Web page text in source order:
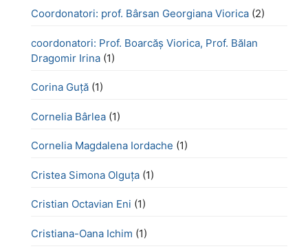
Coordonatori: prof. Bârsan Georgiana Viorica (2)
coordonatori: Prof. Boarcăș Viorica, Prof. Bălan
Dragomir Irina (1)
Corina Guță (1)
Cornelia Bârlea (1)
Cornelia Magdalena Iordache (1)
Cristea Simona Olguța (1)
Cristian Octavian Eni (1)
Cristiana-Oana Ichim (1)